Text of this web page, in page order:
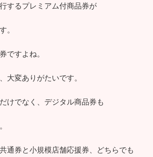
するプレミアム付商品券が
。
ですよね。
大変ありがたいです。
けでなく、デジタル商品券も
通券と小規模店舗応援券、どちらでも